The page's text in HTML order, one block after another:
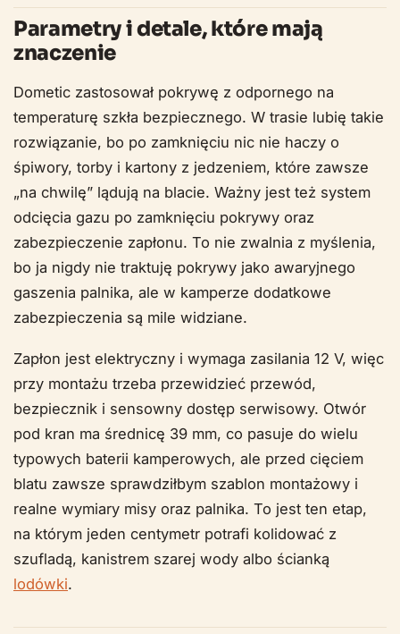
Parametry i detale, które mają
znaczenie
Dometic zastosował pokrywę z odpornego na
temperaturę szkła bezpiecznego. W trasie lubię takie
rozwiązanie, bo po zamknięciu nic nie haczy o
śpiwory, torby i kartony z jedzeniem, które zawsze
„na chwilę” lądują na blacie. Ważny jest też system
odcięcia gazu po zamknięciu pokrywy oraz
zabezpieczenie zapłonu. To nie zwalnia z myślenia,
bo ja nigdy nie traktuję pokrywy jako awaryjnego
gaszenia palnika, ale w kamperze dodatkowe
zabezpieczenia są mile widziane.
Zapłon jest elektryczny i wymaga zasilania 12 V, więc
przy montażu trzeba przewidzieć przewód,
bezpiecznik i sensowny dostęp serwisowy. Otwór
pod kran ma średnicę 39 mm, co pasuje do wielu
typowych baterii kamperowych, ale przed cięciem
blatu zawsze sprawdziłbym szablon montażowy i
realne wymiary misy oraz palnika. To jest ten etap,
na którym jeden centymetr potrafi kolidować z
szufladą, kanistrem szarej wody albo ścianką
lodówki.